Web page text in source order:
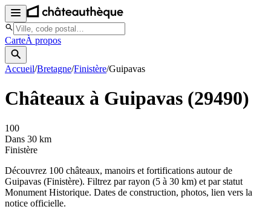
CarteÀ propos
Accueil/Bretagne/Finistère/Guipavas
Châteaux à Guipavas (29490)
100
Dans 30 km
Finistère
Découvrez 100 châteaux, manoirs et fortifications autour de
Guipavas (Finistère). Filtrez par rayon (5 à 30 km) et par statut
Monument Historique. Dates de construction, photos, lien vers la
notice officielle.